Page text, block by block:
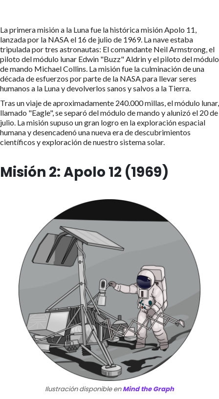
La primera misión a la Luna fue la histórica misión Apolo 11,
lanzada por la NASA el 16 de julio de 1969. La nave estaba
tripulada por tres astronautas: El comandante Neil Armstrong, el
piloto del módulo lunar Edwin "Buzz" Aldrin y el piloto del módulo
de mando Michael Collins. La misión fue la culminación de una
década de esfuerzos por parte de la NASA para llevar seres
humanos a la Luna y devolverlos sanos y salvos a la Tierra.
Tras un viaje de aproximadamente 240.000 millas, el módulo lunar,
llamado "Eagle", se separó del módulo de mando y alunizó el 20 de
julio. La misión supuso un gran logro en la exploración espacial
humana y desencadenó una nueva era de descubrimientos
científicos y exploración de nuestro sistema solar.
Misión 2: Apolo 12 (1969)
Ilustración disponible enMind the Graph